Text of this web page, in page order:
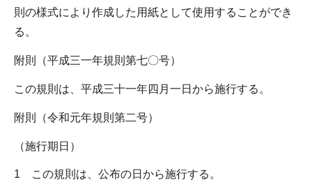
則の様式により作成した用紙として使用することができ
る。
附則（平成三一年規則第七〇号）
この規則は、平成三十一年四月一日から施行する。
附則（令和元年規則第二号）
（施行期日）
1 この規則は、公布の日から施行する。